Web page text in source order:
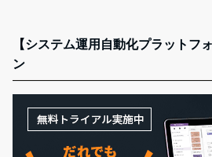
【システム運用自動化プラットフ
ン